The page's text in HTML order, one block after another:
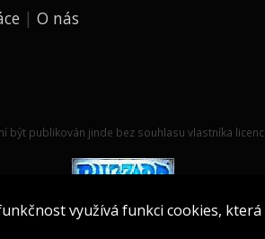
O nás
být publikován jinde bez souhlasu vlastníka
využívá funkci cookies, která